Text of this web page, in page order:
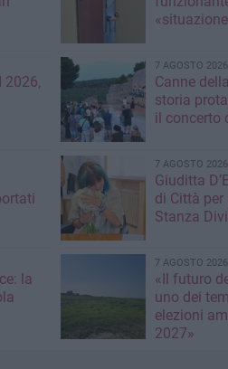
2026,
7 AGOSTO 2026
Canne
storia
il concerto
7 AGOSTO 2026
Giuditta
di Città per
Stanza
la
7 AGOSTO 2026
«Il futuro
uno dei
elezioni
2027»